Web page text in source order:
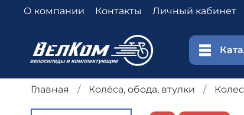
О компании Контакты Личный кабинет
Главная Колёса, обода, втулки